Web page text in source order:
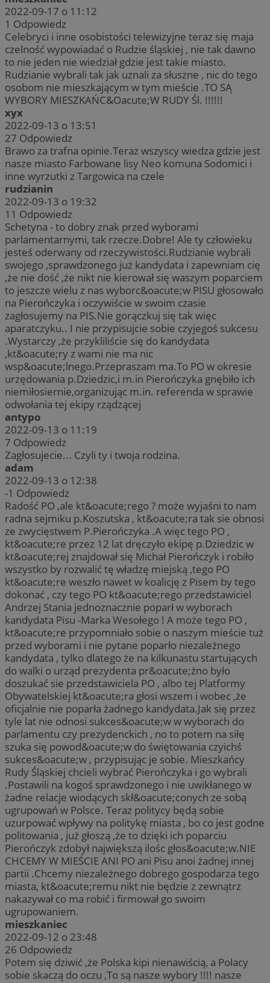
2022-09-17 o 11:12
1 Odpowiedz
Celebryci i inne osobistości telewizyjne teraz się maja
czelność wypowiadać o Rudzie śląskiej , nie tak dawno
to nie jeden nie wiedział gdzie jest takie miasto.
Rudzianie wybrali tak jak uznali za słuszne , nic do tego
osobom nie mieszkającym w tym mieście .TO SĄ
WYBORY MIESZKAŃC&Oacute;W RUDY Śl. !!!!!!
xyx
2022-09-13 o 13:51
27 Odpowiedz
Brawo za trafna opinie.Teraz wszyscy wiedza gdzie jest
nasze miasto Farbowane lisy Neo komuna Sodomici i
inne wyrzutki z Targowica na czele
rudzianin
2022-09-13 o 19:32
11 Odpowiedz
Schetyna - to dobry znak przed wyborami
parlamentarnymi, tak rzecze.Dobre! Ale ty człowieku
jesteś oderwany od rzeczywistości.Rudzianie wybrali
swojego ,sprawdzonego już kandydata i zapewniam cię
,że nie dość ,że nikt nie kierował się waszym poparciem
to jeszcze wielu z nas wyborc&oacute;w PISU głosowało
na Pierończyka i oczywiście w swoim czasie
zagłosujemy na PIS.Nie gorączkuj się tak więc
aparatczyku.. I nie przypisujcie sobie czyjegoś sukcesu
.Wystarczy ,że przykliliście się do kandydata
,kt&oacute;ry z wami nie ma nic
wsp&oacute;lnego.Przepraszam ma.To PO w okresie
urzędowania p.Dziedzic,i m.in Pierończyka gnębiło ich
niemiłosiernie,organizując m.in. referenda w sprawie
odwołania tej ekipy rządzącej
antypo
2022-09-13 o 11:19
7 Odpowiedz
Zagłosujecie... Czyli ty i twoja rodzina.
adam
2022-09-13 o 12:38
-1 Odpowiedz
Radość PO ,ale kt&oacute;rego ? może wyjaśni to nam
radna sejmiku p.Koszutska , kt&oacute;ra tak sie obnosi
ze zwycięstwem P.Pierończyka .A więc tego PO ,
kt&oacute;re przez 12 lat dręczyło ekipę p.Dziedzic w
kt&oacute;rej znajdował się Michał Pierończyk i robiło
wszystko by rozwalić tę władzę miejską ,tego PO
kt&oacute;re weszło nawet w koalicję z Pisem by tego
dokonać , czy tego PO kt&oacute;rego przedstawiciel
Andrzej Stania jednoznacznie poparł w wyborach
kandydata Pisu -Marka Wesołego ! A może tego PO ,
kt&oacute;re przypomniało sobie o naszym mieście tuż
przed wyborami i nie pytane poparło niezależnego
kandydata , tylko dlatego że na kilkunastu startujących
do walki o urząd prezydenta pr&oacute;żno było
doszukać sie przedstawiciela PO , albo tej Platformy
Obywatelskiej kt&oacute;ra głosi wszem i wobec ,że
oficjalnie nie poparła żadnego kandydata.Jak się przez
tyle lat nie odnosi sukces&oacute;w w wyborach do
parlamentu czy prezydenckich , no to potem na siłę
szuka się powod&oacute;w do świętowania czyichś
sukces&oacute;w , przypisując je sobie. Mieszkańcy
Rudy Śląskiej chcieli wybrać Pierończyka i go wybrali
.Postawili na kogoś sprawdzonego i nie uwikłanego w
żadne relacje wiodących skł&oacute;conych ze sobą
ugrupowań w Polsce. Teraz politycy będą sobie
uzurpować wpływy na politykę miasta , bo co jest godne
politowania , już głoszą ,że to dzięki ich poparciu
Pierończyk zdobył największą ilośc głos&oacute;w.NIE
CHCEMY W MIEŚCIE ANI PO ani Pisu anoi żadnej innej
partii .Chcemy niezależnego dobrego gospodarza tego
miasta, kt&oacute;remu nikt nie będzie z zewnątrz
nakazywał co ma robić i firmował go swoim
ugrupowaniem.
mieszkaniec
2022-09-12 o 23:48
26 Odpowiedz
Potem się dziwić ,że Polska kipi nienawiścią, a Polacy
sobie skaczą do oczu ,To są nasze wybory !!!! nasze